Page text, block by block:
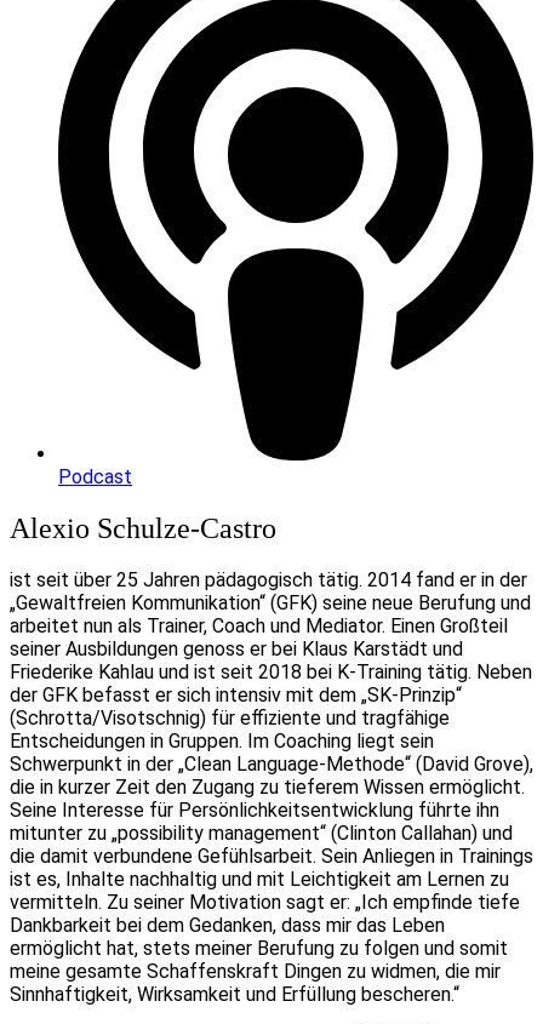
Podcast
Alexio Schulze-Castro
ist seit über 25 Jahren pädagogisch tätig. 2014 fand er in der
„Gewaltfreien Kommunikation“ (GFK) seine neue Berufung und
arbeitet nun als Trainer, Coach und Mediator. Einen Großteil
seiner Ausbildungen genoss er bei Klaus Karstädt und
Friederike Kahlau und ist seit 2018 bei K-Training tätig. Neben
der GFK befasst er sich intensiv mit dem „SK-Prinzip“
(Schrotta/Visotschnig) für effiziente und tragfähige
Entscheidungen in Gruppen. Im Coaching liegt sein
Schwerpunkt in der „Clean Language-Methode“ (David Grove),
die in kurzer Zeit den Zugang zu tieferem Wissen ermöglicht.
Seine Interesse für Persönlichkeitsentwicklung führte ihn
mitunter zu „possibility management“ (Clinton Callahan) und
die damit verbundene Gefühlsarbeit. Sein Anliegen in Trainings
ist es, Inhalte nachhaltig und mit Leichtigkeit am Lernen zu
vermitteln. Zu seiner Motivation sagt er: „Ich empfinde tiefe
Dankbarkeit bei dem Gedanken, dass mir das Leben
ermöglicht hat, stets meiner Berufung zu folgen und somit
meine gesamte Schaffenskraft Dingen zu widmen, die mir
Sinnhaftigkeit, Wirksamkeit und Erfüllung bescheren.“